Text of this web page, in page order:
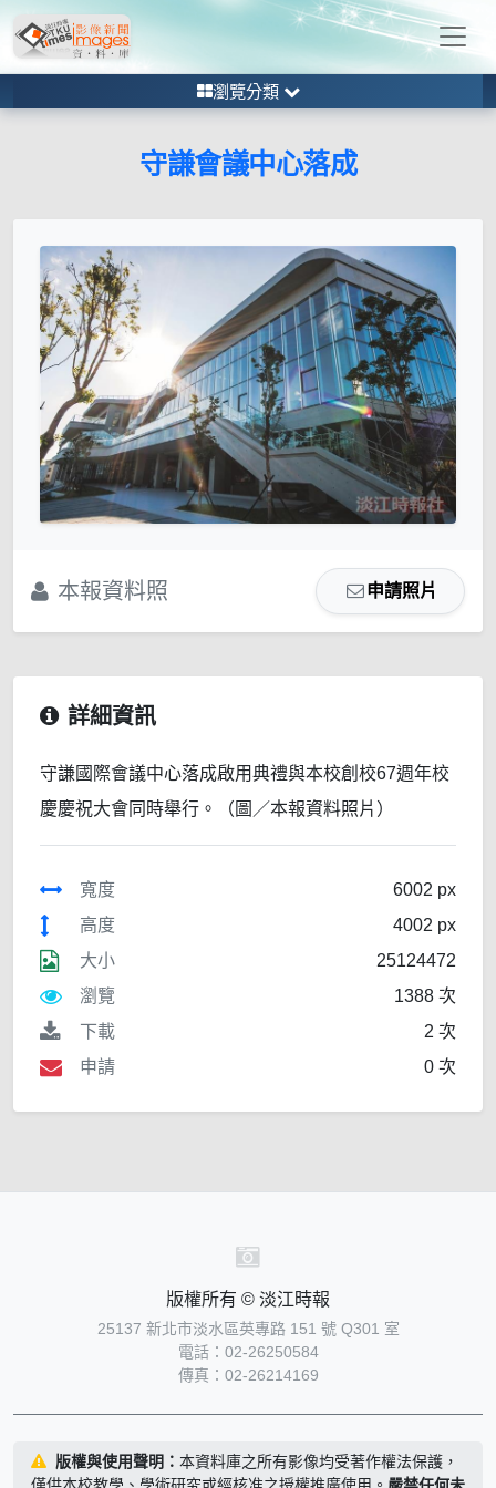
瀏覽分類
守謙會議中心落成
本報資料照 申請照片
詳細資訊
守謙國際會議中心落成啟用典禮與本校創校67週年校
慶慶祝大會同時舉行。（圖／本報資料照片）
寬度
6002 px
高度
4002 px
大小
25124472
瀏覽
1388 次
下載
2 次
申請
0 次
版權所有 © 淡江時報
25137 新北市淡水區英專路 151 號 Q301 室
電話：02-26250584
傳真：02-26214169
版權與使用聲明： 本資料庫之所有影像均受著作權法保護，